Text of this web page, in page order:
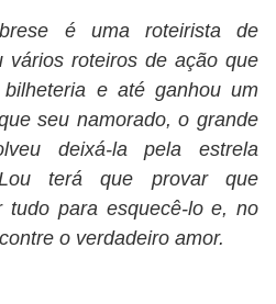
é uma roteirista de
vários roteiros de ação que
e até ganhou um
seu namorado, o grande
deixá-la pela estrela
terá que provar que
tudo para esquecê-lo e, no
o verdadeiro amor.